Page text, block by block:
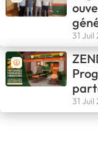
31 Juil
31 Juil